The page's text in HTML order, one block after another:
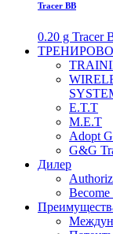
Tracer BB
0.20 g Tracer
E.T.T
M.E.T
Adopt
G&G
Дилер
Become